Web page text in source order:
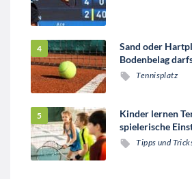
Sand oder
Bodenbelag
Tennisplatz
Kinder lernen
spielerische
Tipps und